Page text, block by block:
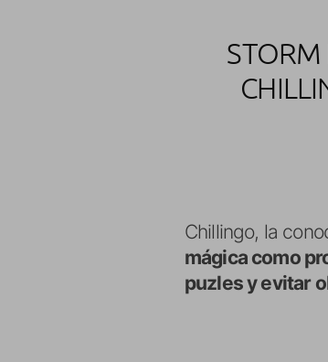
STORM
Chillingo, la
mágica como
puzles y evitar